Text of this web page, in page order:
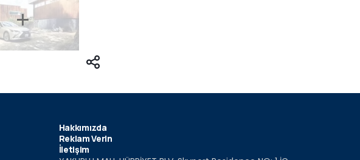
Hakkımızda
Reklam Verin
İletişim